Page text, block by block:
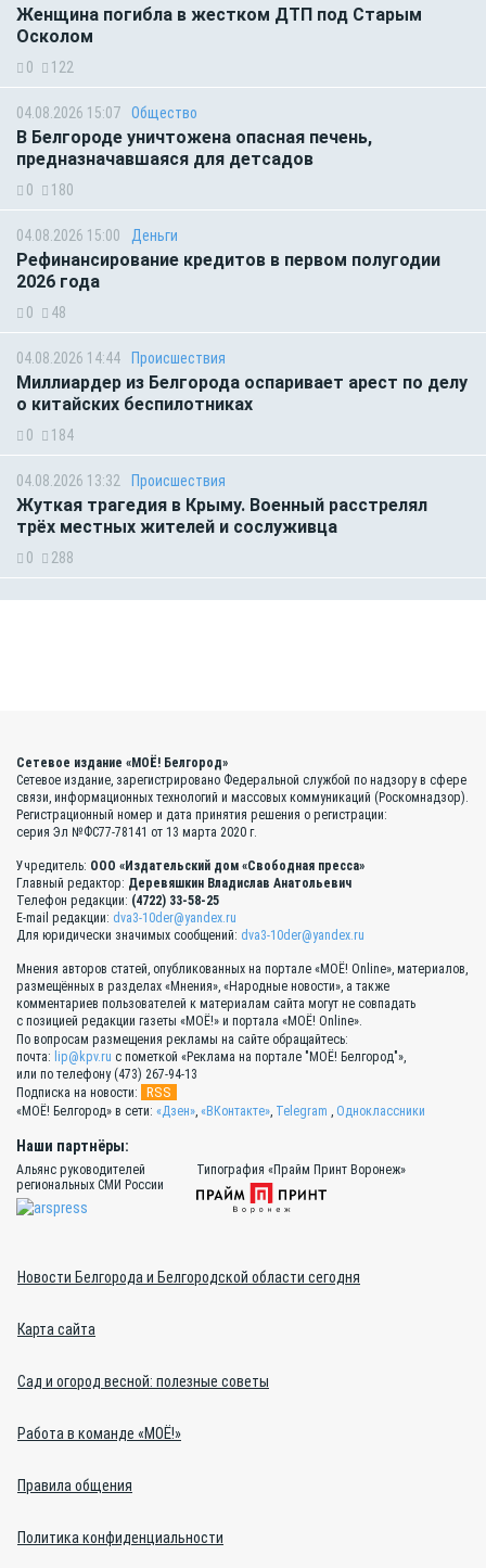
Женщина погибла в жестком ДТП под Старым
Осколом
0 122
04.08.2026 15:07 Общество
В Белгороде уничтожена опасная печень,
предназначавшаяся для детсадов
0 180
04.08.2026 15:00 Деньги
Рефинансирование кредитов в первом полугодии
2026 года
0 48
04.08.2026 14:44 Происшествия
Миллиардер из Белгорода оспаривает арест по делу
о китайских беспилотниках
0 184
04.08.2026 13:32 Происшествия
Жуткая трагедия в Крыму. Военный расстрелял
трёх местных жителей и сослуживца
0 288
Сетевое издание «МОЁ! Белгород»
Сетевое издание, зарегистрировано Федеральной службой по надзору в сфере
связи, информационных технологий и массовых коммуникаций (Роскомнадзор).
Регистрационный номер и дата принятия решения о регистрации:
серия Эл №ФС77-78141 от 13 марта 2020 г.
Учредитель: ООО «Издательский дом «Свободная пресса»
Главный редактор: Деревяшкин Владислав Анатольевич
Телефон редакции: (4722) 33-58-25
E-mail редакции: dva3-10der@yandex.ru
Для юридически значимых сообщений: dva3-10der@yandex.ru
Мнения авторов статей, опубликованных на портале «МОЁ! Online», материалов,
размещённых в разделах «Мнения», «Народные новости», а также
комментариев пользователей к материалам сайта могут не совпадать
с позицией редакции газеты «МОЁ!» и портала «МОЁ! Online».
По вопросам размещения рекламы на сайте обращайтесь:
почта: lip@kpv.ru с пометкой «Реклама на портале "МОЁ! Белгород"»,
или по телефону (473) 267-94-13
Подписка на новости:
RSS
«МОЁ! Белгород» в сети: «Дзен» «ВКонтакте» Telegram Одноклассники
Наши партнёры:
Альянс руководителей
региональных СМИ России
Типография «Прайм Принт Воронеж»
Новости Белгорода и Белгородской области сегодня
Карта сайта
Сад и огород весной: полезные советы
Работа в команде «МОЁ!»
Правила общения
Политика конфиденциальности